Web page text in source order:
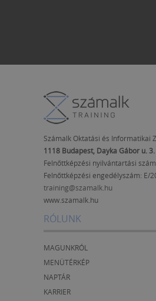
Számalk Oktatási és Informatikai
1118 Budapest, Dayka Gábor u. 3.
Felnőttképzési nyilvántartási
Felnőttképzési engedélyszám: E/
training@szamalk.hu
www.szamalk.hu
RÓLUNK
MAGUNKRÓL
MENÜTÉRKÉP
NAPTÁR
KARRIER